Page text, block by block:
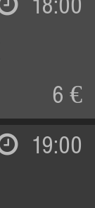
18:00
6 €
19:00